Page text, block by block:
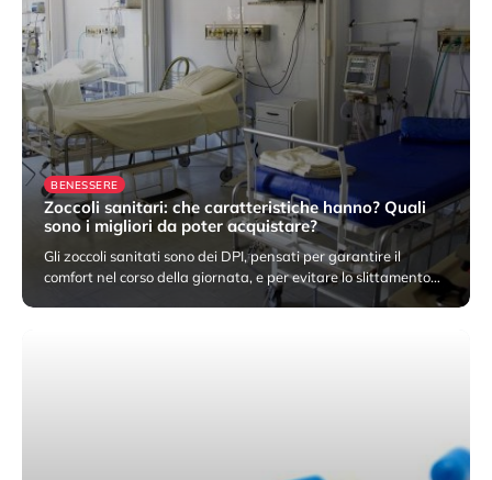
BENESSERE
Zoccoli sanitari: che caratteristiche hanno? Quali
sono i migliori da poter acquistare?
Gli zoccoli sanitati sono dei DPI, pensati per garantire il
comfort nel corso della giornata, e per evitare lo slittamento…
14 Settembre 2022